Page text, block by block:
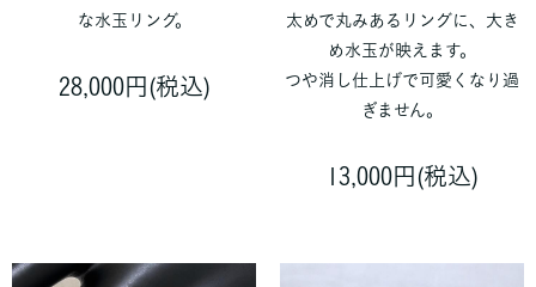
な水玉リング。
28,000円(税込)
太めで丸みあるリングに、大き
め水玉が映えます。
つや消し仕上げで可愛くなり過
ぎません。
13,000円(税込)